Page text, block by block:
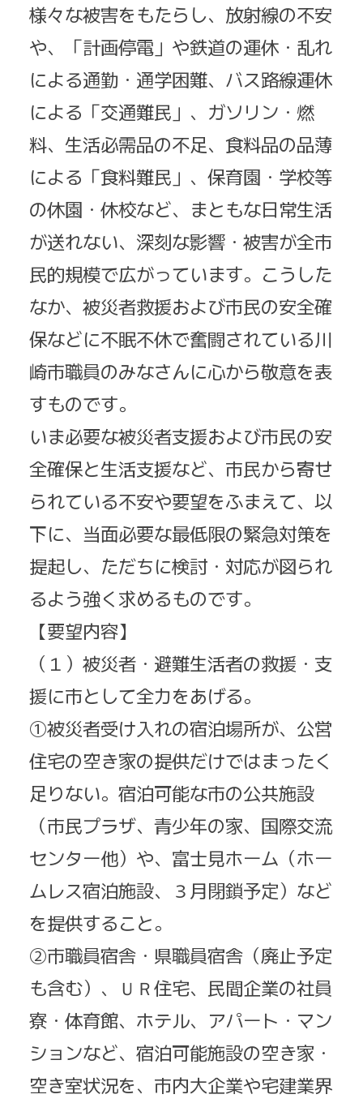
様々な被害をもたらし、放射線の不安
や、「計画停電」や鉄道の運休・乱れ
による通勤・通学困難、バス路線運休
による「交通難民」、ガソリン・燃
料、生活必需品の不足、食料品の品薄
による「食料難民」、保育園・学校等
の休園・休校など、まともな日常生活
が送れない、深刻な影響・被害が全市
民的規模で広がっています。こうした
なか、被災者救援および市民の安全確
保などに不眠不休で奮闘されている川
崎市職員のみなさんに心から敬意を表
すものです。
いま必要な被災者支援および市民の安
全確保と生活支援など、市民から寄せ
られている不安や要望をふまえて、以
下に、当面必要な最低限の緊急対策を
提起し、ただちに検討・対応が図られ
るよう強く求めるものです。
【要望内容】
（１）被災者・避難生活者の救援・支
援に市として全力をあげる。
①被災者受け入れの宿泊場所が、公営
住宅の空き家の提供だけではまったく
足りない。宿泊可能な市の公共施設
（市民プラザ、青少年の家、国際交流
センター他）や、富士見ホーム（ホー
ムレス宿泊施設、３月閉鎖予定）など
を提供すること。
②市職員宿舎・県職員宿舎（廃止予定
も含む）、ＵＲ住宅、民間企業の社員
寮・体育館、ホテル、アパート・マン
ションなど、宿泊可能施設の空き家・
空き室状況を、市内大企業や宅建業界